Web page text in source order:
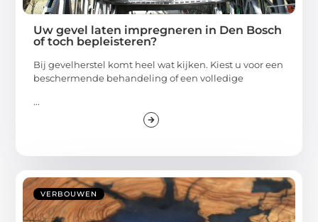
Uw gevel laten impregneren in Den Bosch
of toch bepleisteren?
Bij gevelherstel komt heel wat kijken. Kiest u voor een
beschermende behandeling of een volledige
...
VERBOUWEN